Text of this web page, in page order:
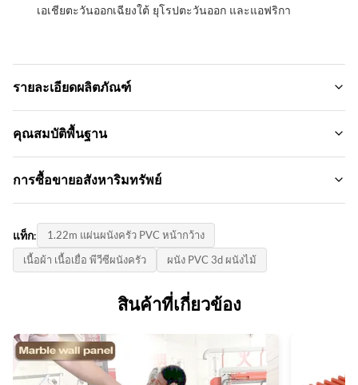
เอเชียตะวันออกเฉียงใต้ ยุโรปตะวันออก และแอฟริกา
รายละเอียดผลิตภัณฑ์
Material:
ถ่านไม้ไผ่ไฟเบอร์ไม้ไผ่， เส้นใยถ่านไม้ไผ่
Function:
Color:
หลากหลายและปรับแต่ง
การออกแบบที่ทันสมัยทันสมัยและสง่างาม
Application:
การตกแต่งภายในบ้านการตกแต่งผนังภายในและภายนอก
โรงเรียนโรงเรียนสำนักงาน
คุณสมบัติพื้นฐาน
ชื่อแบรนด์:
รูปแบบสินค้า:
1220*2440*5mm/8mm
ประเทศกําเนิด:
จีน
การซื้อขายอสังหาริมทรัพย์
ต่อรอง
ราคาต่อหน่วย:
แอล/C, ที/ที
ความสามารถในการจําหน่าย:
แท็ก:
1.22m แผ่นผนังครัว PVC หน้ากว้าง
เนื้อผ้า เนื้อเยื่อ พีวีซีผนังครัว
ผนัง PVC 3d ผนังไม้
สินค้าที่เกี่ยวข้อง